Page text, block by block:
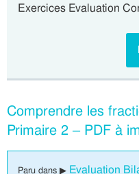
Exercices Evaluation
Comprendre les
Primaire 2 – PDF à
Paru dans ▶ Evaluation